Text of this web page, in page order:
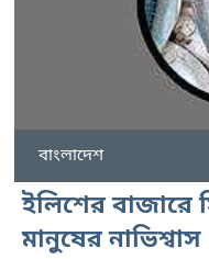
বাংলাদেশ
ইলিশের বাজারে
মানুষের নাভিশ্বাস